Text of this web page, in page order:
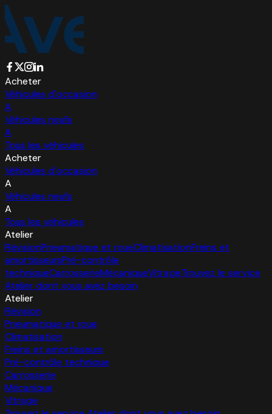
Acheter
Véhicules d'occasion
A
Véhicules neufs
A
Tous les véhicules
Acheter
Véhicules d'occasion
A
Véhicules neufs
A
Tous les véhicules
Atelier
RévisionPneumatique et roueClimatisationFreins et
amortisseursPré-contrôle
techniqueCarrosserieMécaniqueVitrageTrouvez le service
Atelier dont vous avez besoin
Atelier
Révision
Pneumatique et roue
Climatisation
Freins et amortisseurs
Pré-contrôle technique
Carrosserie
Mécanique
Vitrage